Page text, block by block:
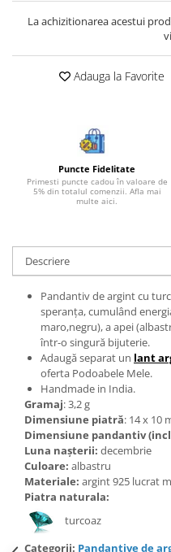
Bijuterii onix
Bijuterii piatra soarelui
Bijuterii rodocrozit
Bijuterii rubin
Bijuterii smarald
Bijuterii sodalit
Bijuterii spinel
Bijuterii tanzanit
Bijuterii topaz
Bijuterii turcoaz
Bijuterii turmaline
Bijuterii morganit
La achizitionarea acestui
Adauga la Favorite
Puncte Fidelitate
Primesti puncte cadou în valoare de
5% din totalul comenzii. Afla mai
multe aici.
Descriere
Pandantiv de argint cu
speranța, cumulând
maro,negru), a apei
într-o singură bijuterie.
Adaugă separat un lant
oferta Podoabele Mele.
Handmade in India.
Gramaj: 3,2 g
Dimensiune piatră: 14 x 10
Dimensiune pandantiv
Luna nașterii: decembrie
Culoare: albastru
Materiale: argint 925 lucrat
Piatra naturala:
turcoaz
Categorii: Pandantive de